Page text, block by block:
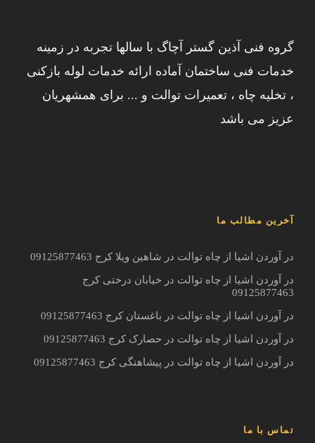
گروه فنی آذین گستر آچاگ با سالها تجربه در زمینه
خدمات فنی ساختمان آماده ارائه خدمات لوله بازکنی
، تخلیه چاه ، تعمیرات توالت و ... برای همشهریان
عزیز می باشد
آخرین مطالب ما
در آوردن اشیا از چاه توالت در شاهین ویلا کرج 09125877463
در آوردن اشیا از چاه توالت در خیابان درختی کرج
09125877463
در آوردن اشیا از چاه توالت در باغستان کرج 09125877463
در آوردن اشیا از چاه توالت در حصارک کرج 09125877463
در آوردن اشیا از چاه توالت در پیشاهنگی کرج 09125877463
تماس با ما